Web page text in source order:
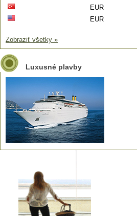
EUR
EUR
Zobraziť všetky »
Luxusné plavby